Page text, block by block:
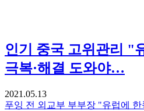
인기
중국 고위관리 "
극복·해결 도와야…
2021.05.13
푸잉 전 외교부 부부장 "유럽에